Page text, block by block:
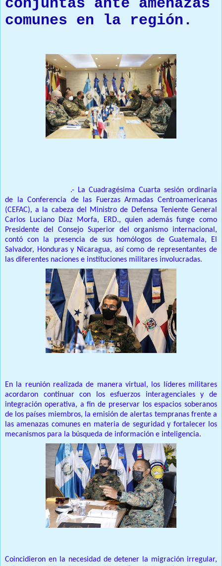
comunes en la región.
.- La Cuadragésima Cuarta sesión ordinaria
de la Conferencia de las Fuerzas Armadas Centroamericanas
(CEFAC), a la cabeza del Ministro de Defensa Teniente General
Carlos Luciano Díaz Morfa, ERD., quien además funge como
Presidente del Consejo Superior del organismo internacional,
contó con la presencia de sus homólogos de Guatemala, El
Salvador, Honduras y Nicaragua, así como de representantes de
las diferentes naciones e instituciones militares involucradas.
En la reunión realizada de manera virtual, los líderes militares
acordaron continuar con los esfuerzos interagenciales y de
integración operativa, a fin de preservar los espacios soberanos
de los países miembros, la emisión de alertas tempranas frente a
las amenazas comunes en materia de seguridad y fortalecer los
mecanismos para la búsqueda de información e inteligencia.
Coincidieron en la necesidad de detener la migración irregular,